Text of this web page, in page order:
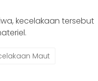
kecelakaan tersebut
Maut